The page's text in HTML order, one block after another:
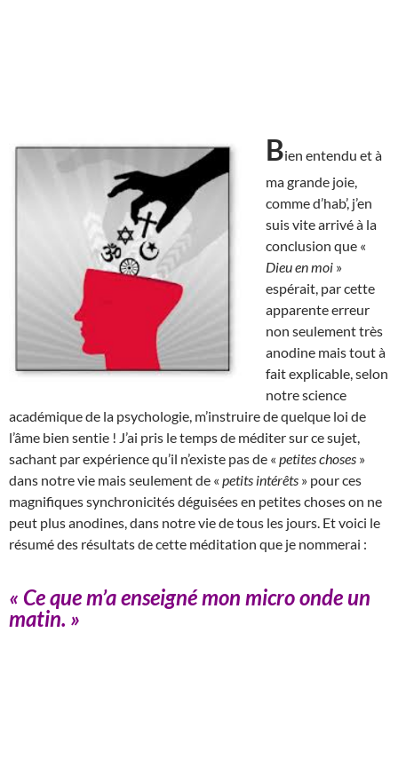
Bien entendu et à
ma grande joie,
comme d’hab’, j’en
suis vite arrivé à la
conclusion que «
Dieu en moi »
espérait, par cette
apparente erreur
non seulement très
anodine mais tout à
fait explicable, selon
notre science
académique de la psychologie, m’instruire de quelque loi de
l’âme bien sentie ! J’ai pris le temps de méditer sur ce sujet,
sachant par expérience qu’il n’existe pas de « petites choses »
dans notre vie mais seulement de « petits intérêts » pour ces
magnifiques synchronicités déguisées en petites choses on ne
peut plus anodines, dans notre vie de tous les jours. Et voici le
résumé des résultats de cette méditation que je nommerai :
« Ce que m’a enseigné mon micro onde un
matin. »